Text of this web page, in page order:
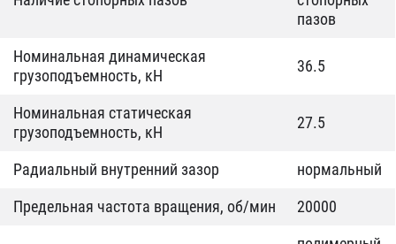
пазов
Номинальная динамическая
грузоподъемность, кН
36.5
Номинальная статическая
грузоподъемность, кН
27.5
Радиальный внутренний зазор
нормальный
Предельная частота вращения, об/мин
20000